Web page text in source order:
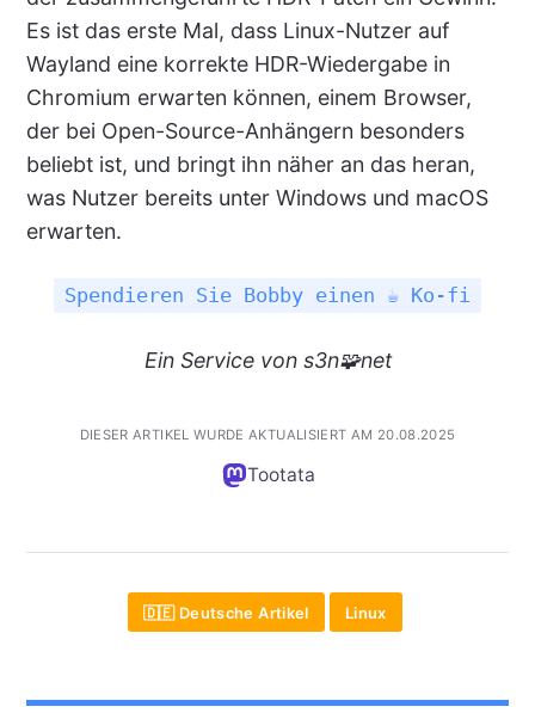
Es ist das erste Mal, dass Linux-Nutzer auf
Wayland eine korrekte HDR-Wiedergabe in
Chromium erwarten können, einem Browser,
der bei Open-Source-Anhängern besonders
beliebt ist, und bringt ihn näher an das heran,
was Nutzer bereits unter Windows und macOS
erwarten.
Spendieren Sie Bobby einen ☕ Ko-fi
Ein Servicevon s3n🧩net
DIESER ARTIKEL WURDE AKTUALISIERT AM 20.08.2025
Tootata
🇩🇪 Deutsche Artikel Linux